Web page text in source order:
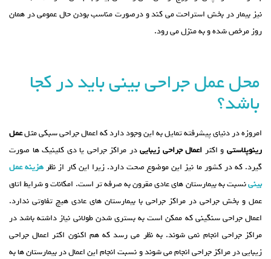
نیز بیمار در بخش استراحت می کند و درصورت مناسب بودن حال عمومی در همان
روز مرخص شده و به منزل می رود.
محل عمل جراحی بینی باید در کجا
باشد؟
امروزه در دنیای پیشرفته تمایل به این وجود دارد که اعمال جراحی سبکی مثلعمل
رینوپلاستیو اکثر اعمال جراحی زیباییدر مراکز جراحی یا دی کلینیک ها صورت
گیرد. که در کشور ما نیز این موضوع صحت دارد. زیرا این کار از نظر هزینه عمل
بینینسبت به بیمارستان های عادی مقرون به صرفه تر است. امکانات و شرایط اتاق
عمل و بخش جراحی در مراکز جراحی با بیمارستان های عادی هیچ تفاوتی ندارد.
اعمال جراحی سنگینی که ممکن است به بستری شدن طولانی نیاز داشته باشد در
مراکز جراحی انجام نمی شوند. به نظر می رسد که هم اکنون اکثر اعمال جراحی
زیبایی در مراکز جراحی انجام می شوند و نسبت انجام این اعمال در بیمارستان ها به